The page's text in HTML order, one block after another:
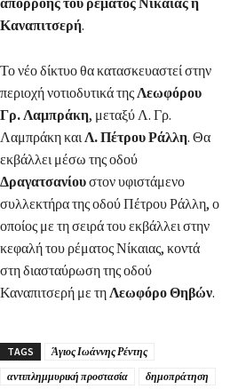
Καναπιτσερή.
Το νέο δίκτυο θα κατασκευαστεί στην
περιοχή νοτιοδυτικά της Λεωφόρου
Γρ. Λαμπράκη, μεταξύ Λ. Γρ.
Λαμπράκη και Λ. Πέτρου Ράλλη. Θα
εκβάλλει μέσω της οδού
Δραγατσανίουστον υφιστάμενο
συλλεκτήρα της οδού Πέτρου Ράλλη, ο
οποίος με τη σειρά του εκβάλλει στην
κεφαλή του ρέματος Νίκαιας, κοντά
στη διασταύρωση της οδού
Καναπιτσερή με τη Λεωφόρο Θηβών.
TAGS
Άγιος Ιωάννης Ρέντης
αντιπλημμυρική προστασία
δημοπράτηση